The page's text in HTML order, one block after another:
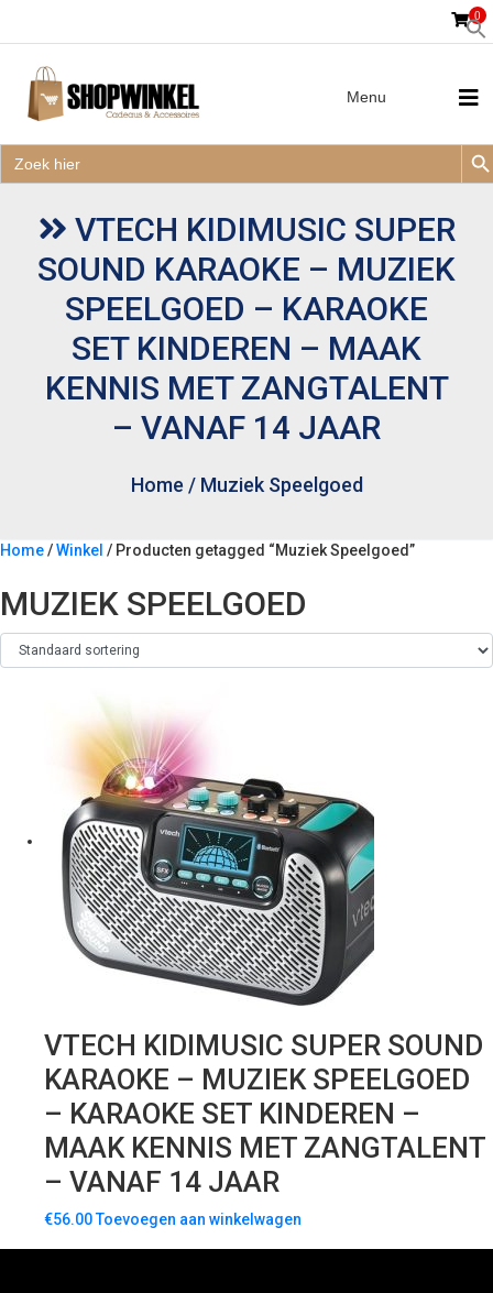
naar:
0
Zoek
naar:
Menu
VTECH KIDIMUSIC SUPER
SOUND KARAOKE – MUZIEK
SPEELGOED – KARAOKE
SET KINDEREN – MAAK
KENNIS MET ZANGTALENT
– VANAF 14 JAAR
Home / Muziek Speelgoed
Home/Winkel / Producten getagged “Muziek Speelgoed”
MUZIEK SPEELGOED
VTECH KIDIMUSIC SUPER SOUND
KARAOKE – MUZIEK SPEELGOED
– KARAOKE SET KINDEREN –
MAAK KENNIS MET ZANGTALENT
– VANAF 14 JAAR
€56.00Toevoegen aan winkelwagen